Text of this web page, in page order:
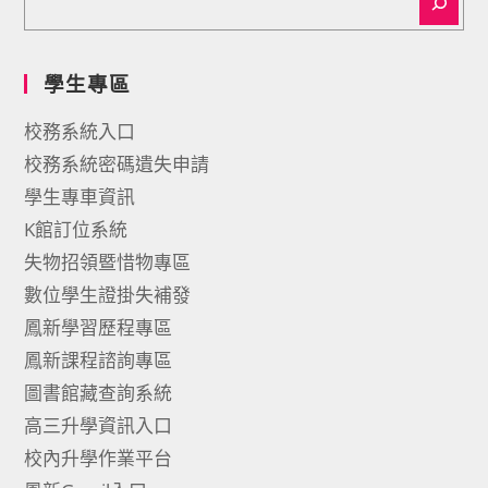
學生專區
校務系統入口
校務系統密碼遺失申請
學生專車資訊
K館訂位系統
失物招領暨惜物專區
數位學生證掛失補發
鳳新學習歷程專區
鳳新課程諮詢專區
圖書館藏查詢系統
高三升學資訊入口
校內升學作業平台